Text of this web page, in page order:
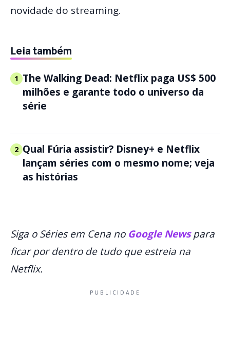
novidade do streaming.
Leia também
1 The Walking Dead: Netflix paga US$ 500
milhões e garante todo o universo da
série
2 Qual Fúria assistir? Disney+ e Netflix
lançam séries com o mesmo nome; veja
as histórias
Siga o Séries em Cena no Google News para
ficar por dentro de tudo que estreia na
Netflix.
PUBLICIDADE